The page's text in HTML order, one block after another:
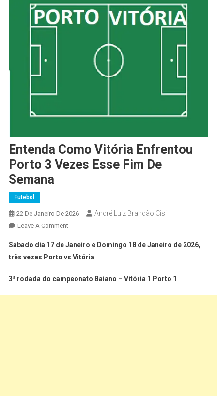
Entenda Como Vitória Enfrentou
Porto 3 Vezes Esse Fim De
Semana
Futebol
22 De Janeiro De 2026 André Luiz Brandão Cisi
Leave A Comment
Sábado dia 17 de Janeiro e Domingo 18 de Janeiro de 2026,
três vezes Porto vs Vitória
3ª rodada do campeonato Baiano – Vitória 1 Porto 1